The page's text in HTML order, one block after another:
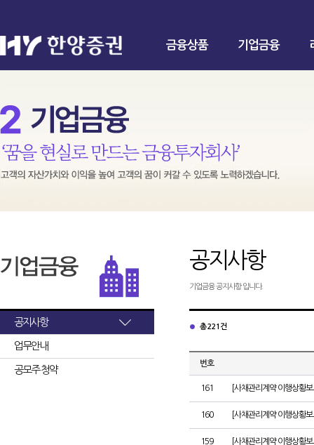
금융상품 기업금융
공지사항
업무안내
공모주 청약
공지사항
기업금융 공지사항 입니다.
총 221건
번호
161 [사채관리계약 이행상황
160 [사채관리계약 이행상황
159 [사채관리계약 이행상황